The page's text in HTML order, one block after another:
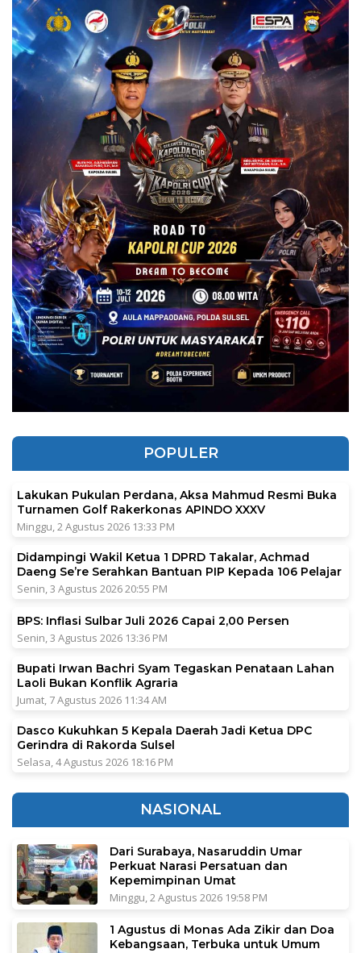
POPULER
Lakukan Pukulan Perdana, Aksa Mahmud Resmi Buka
Turnamen Golf Rakerkonas APINDO XXXV
Minggu, 2 Agustus 2026 13:33 PM
Didampingi Wakil Ketua 1 DPRD Takalar, Achmad
Daeng Se’re Serahkan Bantuan PIP Kepada 106 Pelajar
Senin, 3 Agustus 2026 20:55 PM
BPS: Inflasi Sulbar Juli 2026 Capai 2,00 Persen
Senin, 3 Agustus 2026 13:36 PM
Bupati Irwan Bachri Syam Tegaskan Penataan Lahan
Laoli Bukan Konflik Agraria
Jumat, 7 Agustus 2026 11:34 AM
Dasco Kukuhkan 5 Kepala Daerah Jadi Ketua DPC
Gerindra di Rakorda Sulsel
Selasa, 4 Agustus 2026 18:16 PM
NASIONAL
Dari Surabaya, Nasaruddin Umar
Perkuat Narasi Persatuan dan
Kepemimpinan Umat
Minggu, 2 Agustus 2026 19:58 PM
1 Agustus di Monas Ada Zikir dan Doa
Kebangsaan, Terbuka untuk Umum